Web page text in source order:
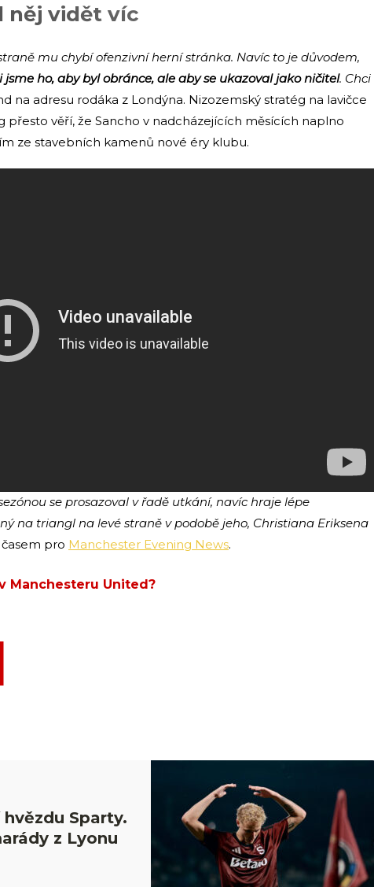
něj vidět víc
mu chybí ofenzivní herní stránka. Navíc to je důvodem,
jsme ho, aby byl obránce, ale aby se ukazoval jako ničitel. Chci
na adresu rodáka z Londýna. Nizozemský stratég na lavičce
přesto věří, že Sancho v nadcházejících měsících naplno
ze stavebních kamenů nové éry klubu.
se prosazoval v řadě utkání, navíc hraje lépe
na triangl na levé straně v podobě jeho, Christiana Eriksena
pro Manchester Evening News.
Manchesteru United?
Sparty.
z Lyonu